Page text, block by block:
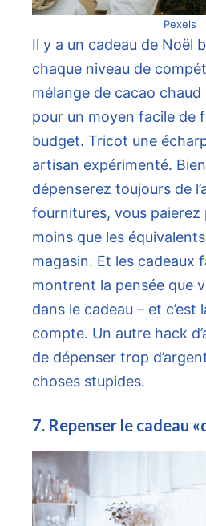
Pexels
Il y a un cadeau de Noël
chaque niveau de
mélange de cacao
pour un moyen facile de
budget. Tricot une
artisan expérimenté.
dépenserez toujours de
fournitures, vous paierez
moins que les
magasin. Et les cadeaux
montrent la pensée que
dans le cadeau – et c’est
compte. Un autre hack
de dépenser trop
choses stupides.
7. Repenser le cadeau